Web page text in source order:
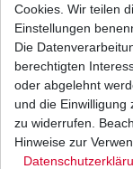
Cookies. Wir teilen
Einstellungen
Die
berechtigten
oder abgelehnt
und die
zu widerrufen.
Hinweise zur